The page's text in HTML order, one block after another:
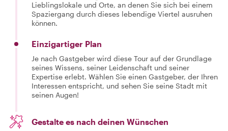
Lieblingslokale und Orte, an denen Sie sich bei einem
Spaziergang durch dieses lebendige Viertel ausruhen
können.
Einzigartiger Plan
Je nach Gastgeber wird diese Tour auf der Grundlage
seines Wissens, seiner Leidenschaft und seiner
Expertise erlebt. Wählen Sie einen Gastgeber, der Ihren
Interessen entspricht, und sehen Sie seine Stadt mit
seinen Augen!
Gestalte es nach deinen Wünschen